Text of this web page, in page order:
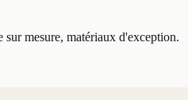
mesure, matériaux d'exception.